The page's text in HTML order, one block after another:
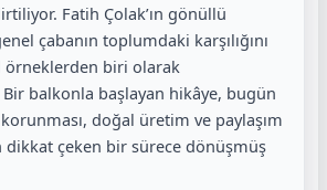
Fatih Çolak’ın gönüllü
çabanın toplumdaki karşılığını
örneklerden biri olarak
balkonla başlayan hikâye, bugün
doğal üretim ve paylaşım
dikkat çeken bir sürece dönüşmüş